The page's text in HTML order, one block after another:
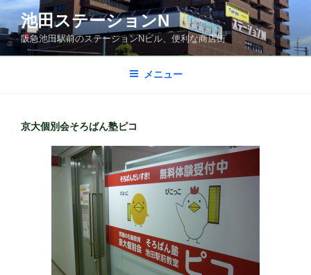
コ
ン
テ
ン
へ
池田ステーションN
阪急池田駅前のステーションNビル、便利な商店街
メニュー
京大個別会そろばん塾ピコ